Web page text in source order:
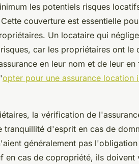
les potentiels risques
couverture est essentielle
Un locataire qui
car les propriétaires ont
en leur nom et de leur
opter pour une assurance location
la vérification de
tranquillité d'esprit en cas de
généralement pas
en cas de copropriété, ils